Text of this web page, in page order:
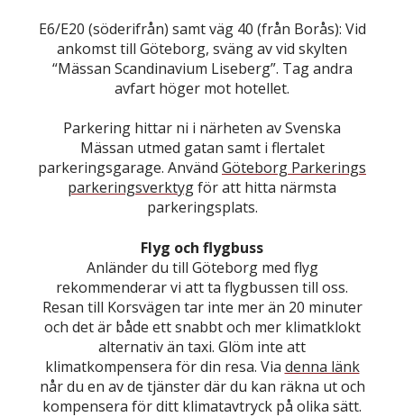
E6/E20 (söderifrån) samt väg 40 (från Borås): Vid
ankomst till Göteborg, sväng av vid skylten
“Mässan Scandinavium Liseberg”. Tag andra
avfart höger mot hotellet.
Parkering hittar ni i närheten av Svenska
Mässan utmed gatan samt i flertalet
parkeringsgarage. Använd Göteborg Parkerings
parkeringsverktygför att hitta närmsta
parkeringsplats.
Flyg och flygbuss
Anländer du till Göteborg med flyg
rekommenderar vi att ta flygbussen till oss.
Resan till Korsvägen tar inte mer än 20 minuter
och det är både ett snabbt och mer klimatklokt
alternativ än taxi. Glöm inte att
klimatkompensera för din resa. Via denna länk
når du en av de tjänster där du kan räkna ut och
kompensera för ditt klimatavtryck på olika sätt.